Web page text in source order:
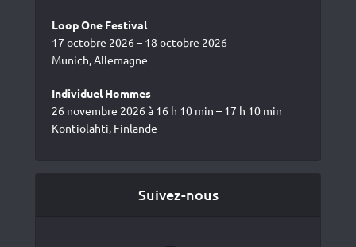
Loop One Festival
17 octobre 2026 – 18 octobre 2026
Munich, Allemagne
Individuel Hommes
26 novembre 2026 à 16 h 10 min – 17 h 10 min
Kontiolahti, Finlande
Suivez-nous